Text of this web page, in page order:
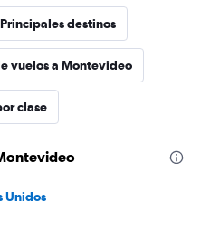
Principales destinos
vuelos a Montevideo
clase
Unidos